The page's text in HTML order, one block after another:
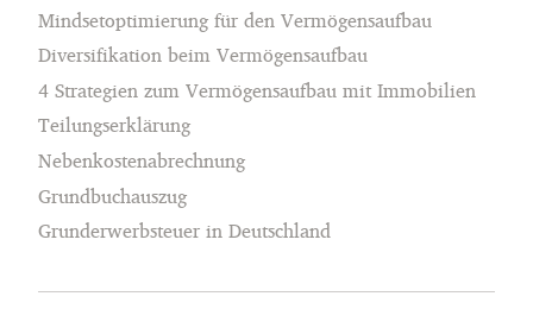
Mindsetoptimierung für den Vermögensaufbau
Diversifikation beim Vermögensaufbau
4 Strategien zum Vermögensaufbau mit Immobilien
Teilungserklärung
Nebenkostenabrechnung
Grundbuchauszug
Grunderwerbsteuer in Deutschland